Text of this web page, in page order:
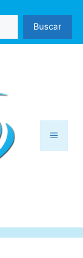
Buscar
Menú